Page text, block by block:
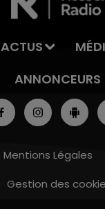
ACTUS
ANNONCEURS
Mentions Légales
Gestion des